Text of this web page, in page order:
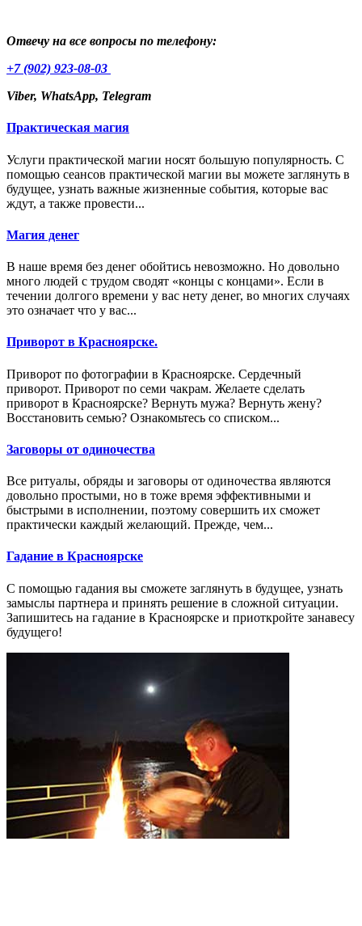
Отвечу на все вопросы по телефону:
+7 (902) 923-08-03
Viber, WhatsApp, Telegram
Практическая магия
Услуги практической магии носят большую популярность. С
помощью сеансов практической магии вы можете заглянуть в
будущее, узнать важные жизненные события, которые вас
ждут, а также провести...
Магия денег
В наше время без денег обойтись невозможно. Но довольно
много людей с трудом сводят «концы с концами». Если в
течении долгого времени у вас нету денег, во многих случаях
это означает что у вас...
Приворот в Красноярске.
Приворот по фотографии в Красноярске. Сердечный
приворот. Приворот по семи чакрам. Желаете сделать
приворот в Красноярске? Вернуть мужа? Вернуть жену?
Восстановить семью? Ознакомьтесь со списком...
Заговоры от одиночества
Все ритуалы, обряды и заговоры от одиночества являются
довольно простыми, но в тоже время эффективными и
быстрыми в исполнении, поэтому совершить их сможет
практически каждый желающий. Прежде, чем...
Гадание в Красноярске
С помощью гадания вы сможете заглянуть в будущее, узнать
замыслы партнера и принять решение в сложной ситуации.
Запишитесь на гадание в Красноярске и приоткройте занавесу
будущего!